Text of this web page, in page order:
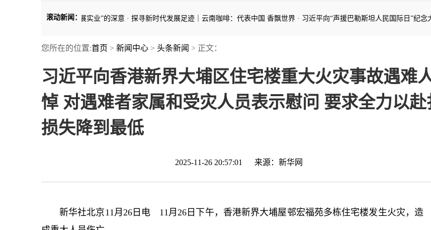
滚动新闻 ：
领悟总书记“坚持发展实业”的深意·探寻新时代发展足迹｜云南咖啡：代表中国 香飘世界·习近平向“声援巴勒斯坦人民国际日”纪念大
领悟总书记“坚持发展实业”的深意 ·探寻新时代发展足迹｜云南咖啡：代表中国 香飘世界
您所在的位置:首页 > 新闻中心 > 头条新闻 > 正文：
习近平向香港新界大埔区住宅楼重大火灾事故遇难
悼 对遇难者家属和受灾人员表示慰问 要求全力以
损失降到最低
2025-11-26 20:57:01 来源： 新华网
新华社北京11月26日电 11月26日下午，香港新界大埔屋邨宏福苑多栋住宅楼发生火灾，造